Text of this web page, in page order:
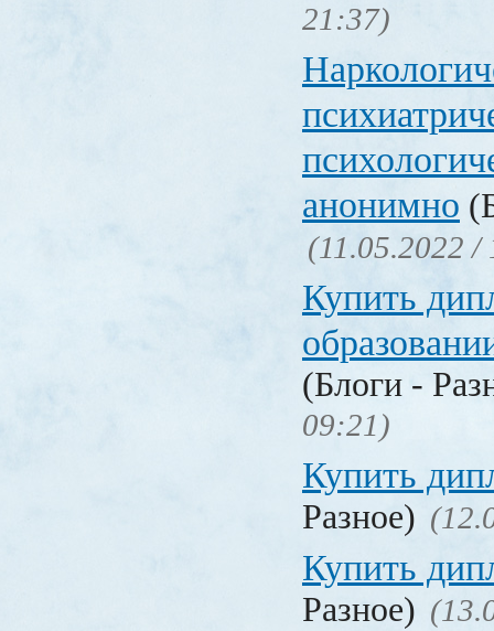
21:37)
анонимно
(11.05.2022 /
Купить
(Блоги -
09:21)
Купить
Разное)
Купить
Разное)